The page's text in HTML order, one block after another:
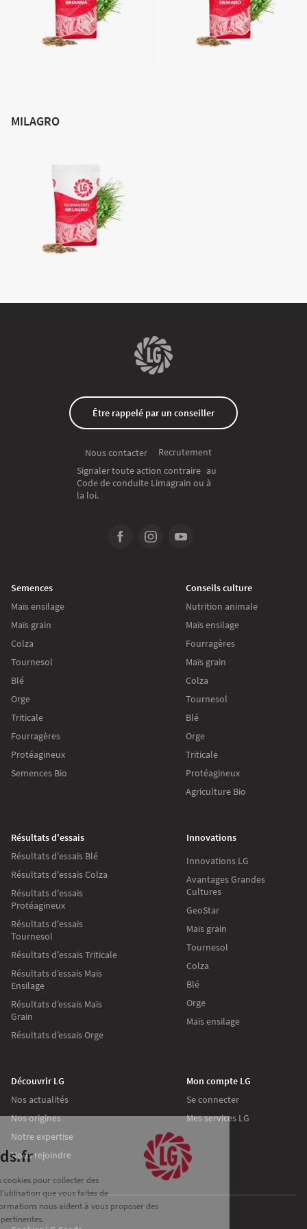
MILAGRO
Être rappelé par un conseiller
Nous contacter
Recrutement
Signaler toute action contraire au
Code de conduite Limagrain ou à
la loi.
Semences
Maïs ensilage
Maïs grain
Colza
Tournesol
Blé
Orge
Triticale
Fourragères
Protéagineux
Semences Bio
Conseils culture
Nutrition animale
Maïs ensilage
Fourragères
Maïs grain
Colza
Tournesol
Blé
Orge
Triticale
Protéagineux
Agriculture Bio
Résultats d'essais
Résultats d'essais Blé
Résultats d'essais Colza
Résultats d'essais
Protéagineux
Résultats d'essais
Tournesol
Résultats d'essais Triticale
Résultats d’essais Maïs
Ensilage
Résultats d’essais Maïs
Grain
Résultats d’essais Orge
Innovations
Innovations LG
Avantages Grandes
Cultures
GeoStar
Maïs grain
Tournesol
Colza
Blé
Orge
Maïs ensilage
Découvrir LG
Nos actualités
Nos origines
Notre expertise
Nous rejoindre
Mon compte LG
Se connecter
Mes services LG
Agriculture Bio
Continuer sans accepter
Les cookies
Sur lgseeds.fr
Nous utilisons des cookies pour collecter des
informations sur l’utilisation que vous faites de
notre site. Ces informations nous aident à vous proposer des
communications pertinentes.